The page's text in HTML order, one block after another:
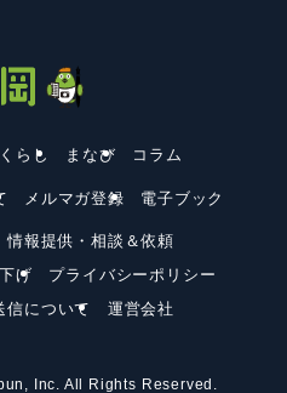
くらし まなび コラム
メルマガ登録 電子ブック
情報提供・相談＆依頼
げ
プライバシーポリシー
信について
運営会社
Inc. All Rights Reserved.